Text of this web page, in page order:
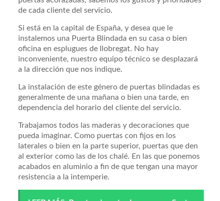
de cada cliente del servicio.
Si está en la capital de España, y desea que le
instalemos una Puerta Blindada en su casa o bien
oficina en esplugues de llobregat. No hay
inconveniente, nuestro equipo técnico se desplazará
a la dirección que nos indique.
La instalación de este género de puertas blindadas es
generalmente de una mañana o bien una tarde, en
dependencia del horario del cliente del servicio.
Trabajamos todos las maderas y decoraciones que
pueda imaginar. Como puertas con fijos en los
laterales o bien en la parte superior, puertas que den
al exterior como las de los chalé. En las que ponemos
acabados en aluminio a fin de que tengan una mayor
resistencia a la intemperie.